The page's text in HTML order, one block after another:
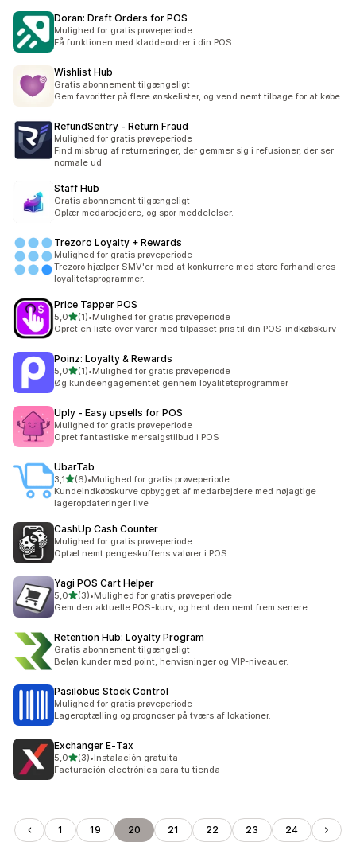
Doran: Draft Orders for POS
Mulighed for gratis prøveperiode
Få funktionen med kladdeordrer i din POS.
Wishlist Hub
Gratis abonnement tilgængeligt
Gem favoritter på flere ønskelister, og vend nemt tilbage for at købe
RefundSentry ‑ Return Fraud
Mulighed for gratis prøveperiode
Find misbrug af returneringer, der gemmer sig i refusioner, der ser
normale ud
Staff Hub
Gratis abonnement tilgængeligt
Oplær medarbejdere, og spor meddelelser.
Trezoro Loyalty + Rewards
Mulighed for gratis prøveperiode
Trezoro hjælper SMV'er med at konkurrere med store forhandleres
loyalitetsprogrammer.
Price Tapper POS
5,0ud af 5 stjerner
(1)
1 anmeldelser i alt
•Mulighed for gratis prøveperiode
Opret en liste over varer med tilpasset pris til din POS-indkøbskurv
Poinz: Loyalty & Rewards
5,0ud af 5 stjerner
(1)
1 anmeldelser i alt
•Mulighed for gratis prøveperiode
Øg kundeengagementet gennem loyalitetsprogrammer
Uply ‑ Easy upsells for POS
Mulighed for gratis prøveperiode
Opret fantastiske mersalgstilbud i POS
UbarTab
3,1ud af 5 stjerner
(6)
6 anmeldelser i alt
•Mulighed for gratis prøveperiode
Kundeindkøbskurve opbygget af medarbejdere med nøjagtige
lageropdateringer live
CashUp Cash Counter
Mulighed for gratis prøveperiode
Optæl nemt pengeskuffens valører i POS
Yagi POS Cart Helper
5,0ud af 5 stjerner
(3)
3 anmeldelser i alt
•Mulighed for gratis prøveperiode
Gem den aktuelle POS-kurv, og hent den nemt frem senere
Retention Hub: Loyalty Program
Gratis abonnement tilgængeligt
Beløn kunder med point, henvisninger og VIP-niveauer.
Pasilobus Stock Control
Mulighed for gratis prøveperiode
Lageroptælling og prognoser på tværs af lokationer.
Exchanger E‑Tax
5,0ud af 5 stjerner
(3)
3 anmeldelser i alt
•Instalación gratuita
Facturación electrónica para tu tienda
1 19 20 21 22 23 24